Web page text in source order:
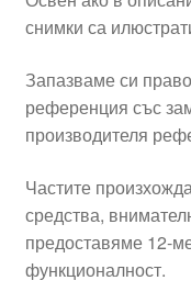
снимки са
Запазваме си
референция със
производителя
Частите
средства,
предоставяме 12-
функционалност.